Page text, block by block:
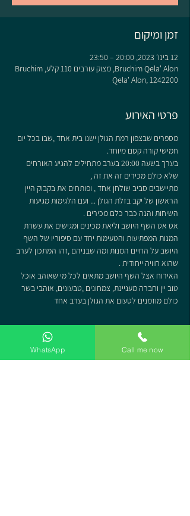
זמן ומיקום
12 בינו׳ 2023, 20:00 – 23:50
Bruchim Qela' Alon, מצוק עורבים 110 קלע, Bruchim
Qela' Alon, 1242200
פרטי האירוע
מספרים שבצפון רמת הגולן ישנו בית אחד ,שבו בכל יום
חמישי קורה קסם מיוחד.
בערך בשעה 20:00 בערב מתחילים להגיע האורחים
שלא כולם מכירים זה את זה ,
מתיישבים סביב שולחן אחד , ופותחים את בקבוק היין
הראשון של יקב בזלת הגולן ... ועם הלגימות מגיעות
השיחות והנה כבר כלם מכירים .
אט אט השף היושב וליאת מכינים ומגישים את עשרת
המנות המפתיעות והטעימות יחד עם סיפוריו של השף
היושב על החיים המנות ומה שבניהם ,זהו המתכון לערב
שהוא חוויה ייחודית .
האירוח אצל השף היושב מתאים לכל מי שאוהב אוכל
טוב יין וחברה מעניינת, צמחונים ,טבעונים, אוהבי בשר
כולם מוזמנים לטעום את הגולן בערב אחד
מקום בארוחה
WhatsApp Call me now